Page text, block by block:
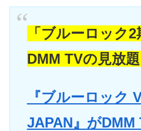
「ブルーロック
DMM TVの見放題
『ブルーロック
JAPAN』が